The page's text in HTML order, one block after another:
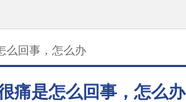
么回事，怎么办
痛是怎么回事，怎么办